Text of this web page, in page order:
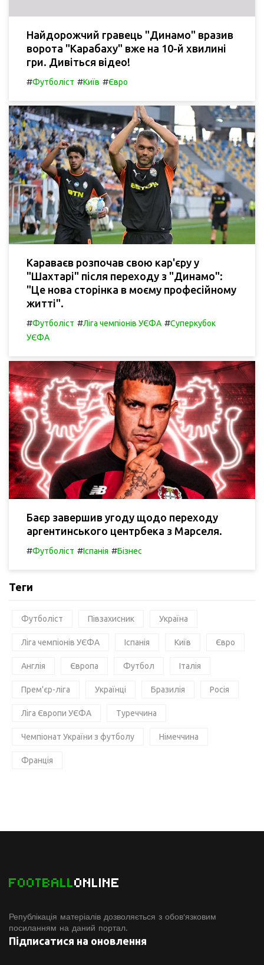
Найдорожчий гравець "Динамо" вразив
ворота "Карабаху" вже на 10-й хвилині
гри. Дивіться відео!
#Футболіст #Київ #Євро
Караваєв розпочав свою кар'єру у
"Шахтарі" після переходу з "Динамо":
"Це нова сторінка в моєму професійному
житті".
#Футболіст #Ліга чемпіонів УЄФА #Суперкубок
УЄФА
Баєр завершив угоду щодо переходу
аргентинського центрбека з Марселя.
#Футболіст #Іспанія #Бізнес
Теги
Футболіст Півзахисник Україна
Ліга чемпіонів УЄФА Іспанія Київ Євро
Англія Європа Футбол Італія
Прем'єр-ліга Українці Бразилія Росія
Ліга Європи УЄФА Туреччина
Чемпіонат України з футболу Німеччина
Франція
FOOTBALLONLINE
Републікація матеріалів дозволяється з обов'язковим
посиланням на даний портал.
Підписатися на оновлення